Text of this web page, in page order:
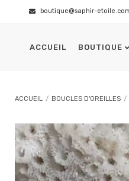
boutique@saphir-
ACCUEIL BOUTIQUE
Présentation
ACCUEIL / BOUCLES D'OREILLES /